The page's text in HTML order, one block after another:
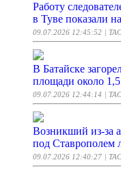
Работу
в Туве показали
09.07.2026 12:45:52 |
В Батайске
площади около
09.07.2026 12:44:14 |
Возникший из-за
под Ставрополем
09.07.2026 12:40:27 |